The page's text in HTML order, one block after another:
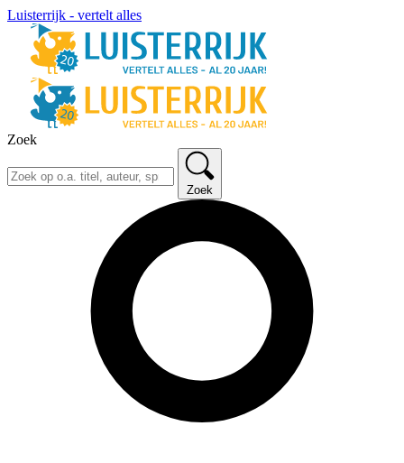
Luisterrijk - vertelt alles
Zoek
Zoek